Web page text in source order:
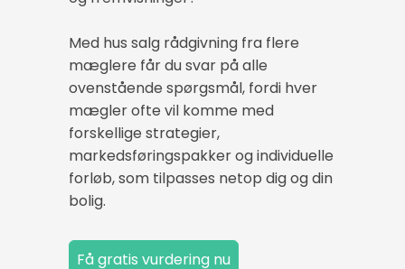
Med hus salg rådgivning fra flere
mæglere får du svar på alle
ovenstående spørgsmål, fordi hver
mægler ofte vil komme med
forskellige strategier,
markedsføringspakker og individuelle
forløb, som tilpasses netop dig og din
bolig.